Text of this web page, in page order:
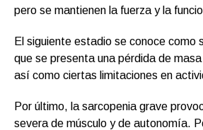
pero se mantienen la fuerza y la
El siguiente estadio se conoce como
que se presenta una pérdida de
así como ciertas limitaciones en
Por último, la sarcopenia grave
severa de músculo y de autonomía.